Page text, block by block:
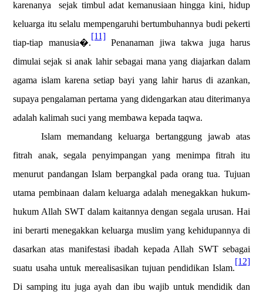
karenanya
sejak timbul adat kemanusiaan hingga kini, hidup
keluarga itu selalu mempengaruhi bertumbuhannya budi pekerti
tiap-tiap manusia�.
[11]
Penanaman jiwa takwa juga harus
dimulai sejak si anak lahir sebagai mana yang diajarkan dalam
agama islam karena setiap bayi yang lahir harus di azankan,
supaya pengalaman pertama yang didengarkan atau diterimanya
adalah kalimah suci yang membawa kepada taqwa.
Islam memandang keluarga bertanggung jawab atas
fitrah anak, segala penyimpangan yang menimpa fitrah itu
menurut pandangan Islam berpangkal pada orang tua. Tujuan
utama pembinaan dalam keluarga adalah menegakkan hukum-
hukum Allah SWT dalam kaitannya dengan segala urusan. Hai
ini berarti menegakkan keluarga muslim yang kehidupannya di
dasarkan atas manifestasi ibadah kepada Allah SWT sebagai
suatu usaha untuk merealisasikan tujuan pendidikan Islam.
[12]
Di samping itu juga ayah dan ibu wajib untuk mendidik dan